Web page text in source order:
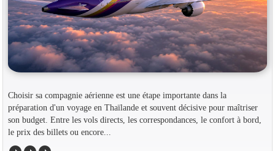
Choisir sa compagnie aérienne est une étape importante dans la
préparation d'un voyage en Thaïlande et souvent décisive pour maîtriser
son budget. Entre les vols directs, les correspondances, le confort à bord,
le prix des billets ou encore...